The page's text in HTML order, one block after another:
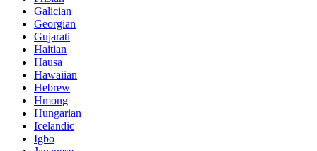
Galician
Georgian
Gujarati
Haitian
Hausa
Hawaiian
Hebrew
Hmong
Hungarian
Icelandic
Igbo